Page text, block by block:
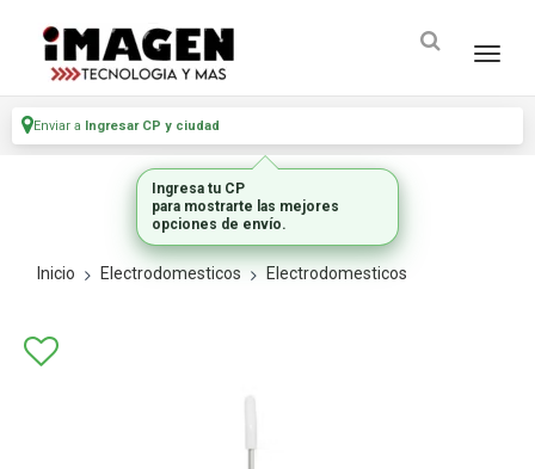
Enviar a Ingresar CP y ciudad
Inicio Electrodomesticos Electrodomesticos
Ingresa tu CP
para mostrarte las mejores
opciones de envío.